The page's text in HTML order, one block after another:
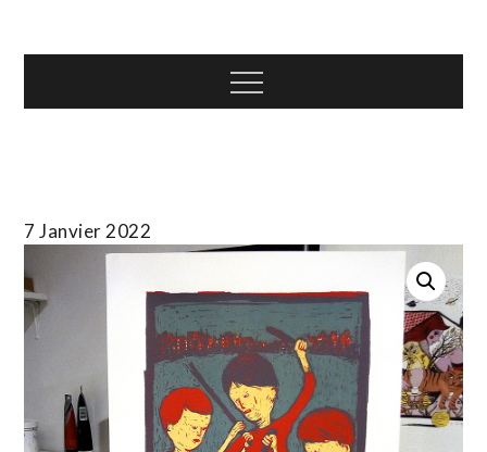
T.TOTH Menu
7 Janvier 2022